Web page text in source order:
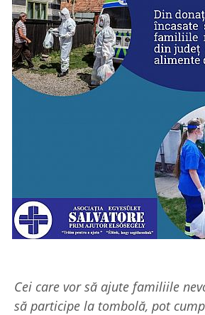
Cei care vor să ajute familiile
să participe la tombolă, pot